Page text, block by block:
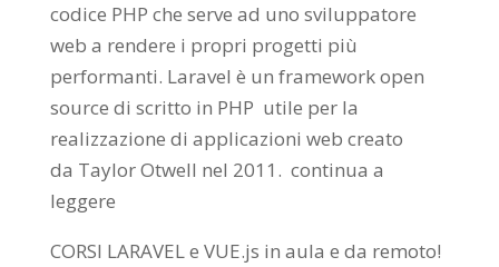
codice PHP che serve ad uno sviluppatore
web a rendere i propri progetti più
performanti. Laravel è un framework open
source di scritto in PHP utile per la
realizzazione di applicazioni web creato
da Taylor Otwell nel 2011. continua a
leggere
CORSI LARAVEL e VUE.js in aula e da remoto!